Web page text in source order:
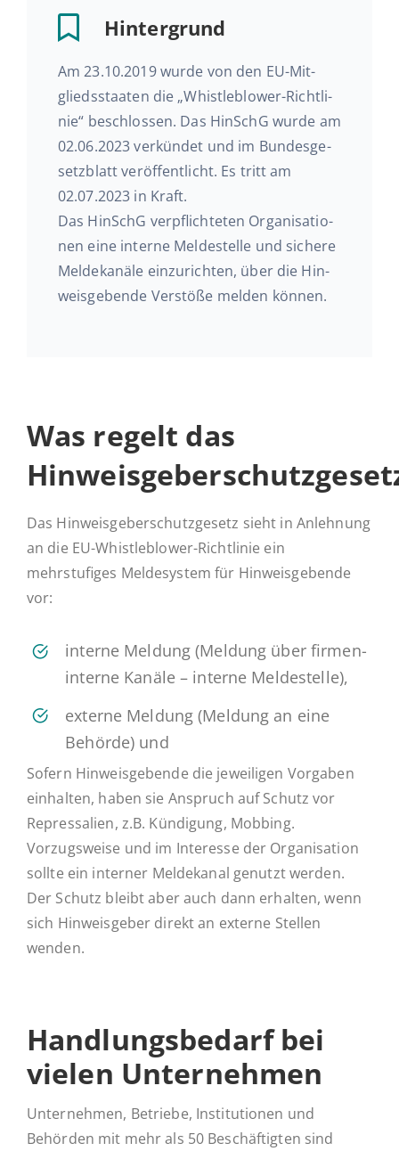
Hin­ter­grund
Am 23.10.2019 wurde von den EU-Mit­
glieds­staa­ten die „Whist­le­b­lower-Richt­li­
nie“ be­schlos­sen. Das HinSchG wurde am
02.06.2023 ver­kün­det und im Bun­des­ge­
setz­blatt ver­öf­fent­licht. Es tritt am
02.07.2023 in Kraft.
Das HinSchG ver­pflich­te­ten Or­ga­ni­sa­tio­
nen eine interne Mel­de­stel­le und sichere
Mel­de­ka­nä­le ein­zu­rich­ten, über die Hin­
weis­ge­ben­de Ver­stö­ße melden können.
Was regelt das
Das Hinweisgeberschutzgesetz sieht in Anlehnung
an die EU-Whistleblower-Richtlinie ein
mehrstufiges Meldesystem für Hinweisgebende
vor:
interne Meldung (Meldung über fir­men­
in­ter­ne Kanäle – interne Meldestelle),
externe Meldung (Meldung an eine
Behörde) und
Sofern Hinweisgebende die jeweiligen Vorgaben
einhalten, haben sie Anspruch auf Schutz vor
Repressalien, z.B. Kündigung, Mobbing.
Vorzugsweise und im Interesse der Organisation
sollte ein interner Meldekanal genutzt werden.
Der Schutz bleibt aber auch dann erhalten, wenn
sich Hinweisgeber direkt an externe Stellen
wenden.
Hand­lungs­be­darf bei
vielen Unternehmen
Unternehmen, Betriebe, Institutionen und
Behörden mit mehr als 50 Beschäftigten sind